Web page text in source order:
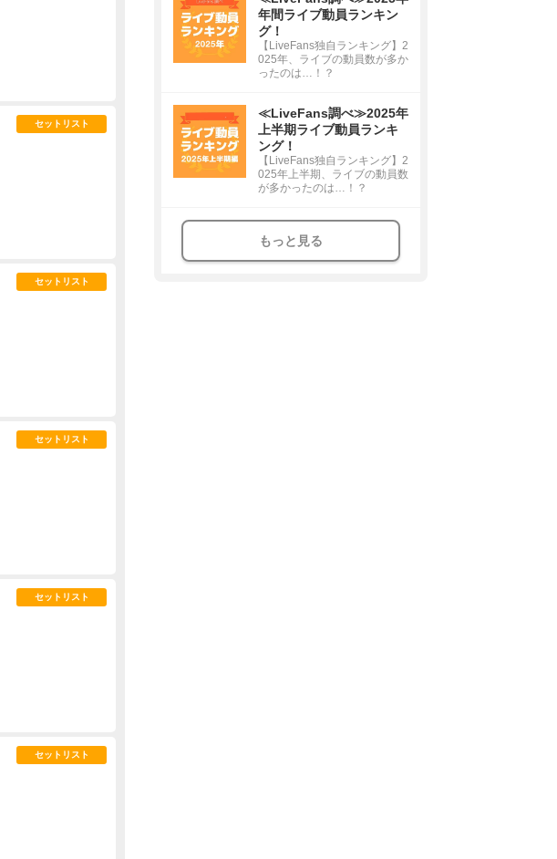
セットリスト
セットリスト
セットリスト
セットリスト
セットリスト
年間ライブ動員ランキン
グ！
【LiveFans独自ランキング】2
025年、ライブの動員数が多か
ったのは…！？
≪LiveFans調べ≫2025年
上半期ライブ動員ランキ
ング！
【LiveFans独自ランキング】2
025年上半期、ライブの動員数
が多かったのは…！？
もっと見る